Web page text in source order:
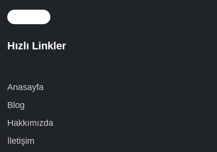
Hızlı Linkler
Anasayfa
Blog
Hakkımızda
İletişim